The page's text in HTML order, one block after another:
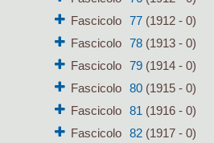
Fascicolo
77(1912 - 0)
Fascicolo
78(1913 - 0)
Fascicolo
79(1914 - 0)
Fascicolo
80(1915 - 0)
Fascicolo
81 (1916 - 0)
Fascicolo
82(1917 - 0)